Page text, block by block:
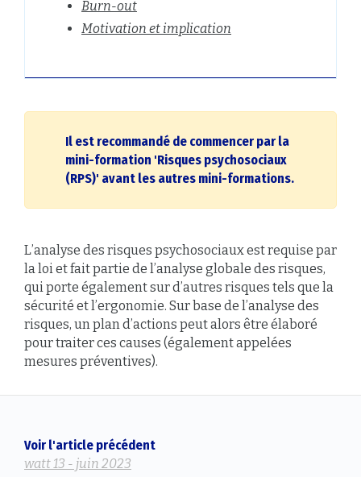
Burn-out
Motivation et implication
Il est recommandé de commencer par la
mini-formation 'Risques psychosociaux
(RPS)' avant les autres mini-formations.
L’analyse des risques psychosociaux est requise par
la loi et fait partie de l’analyse globale des risques,
qui porte également sur d’autres risques tels que la
sécurité et l’ergonomie. Sur base de l’analyse des
risques, un plan d’actions peut alors être élaboré
pour traiter ces causes (également appelées
mesures préventives).
Voir l'article précédent
watt 13 - juin 2023